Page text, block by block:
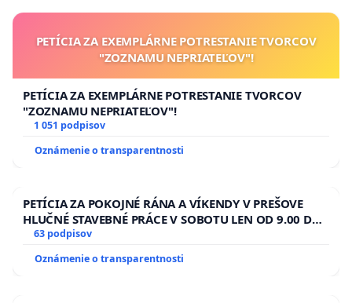
PETÍCIA ZA EXEMPLÁRNE POTRESTANIE TVORCOV
"ZOZNAMU NEPRIATEĽOV"!
PETÍCIA ZA EXEMPLÁRNE POTRESTANIE TVORCOV
"ZOZNAMU NEPRIATEĽOV"!
1 051 podpisov
Oznámenie o transparentnosti
PETÍCIA ZA POKOJNÉ RÁNA A VÍKENDY V PREŠOVE
HLUČNÉ STAVEBNÉ PRÁCE V SOBOTU LEN OD 9.00 DO
13.00 HOD., CEZ PRACOVNÝ TÝŽDEŇ CIEĽ 8.00 – 18.00
HOD. A PRAVIDELNÁ KONTROLA STAVBY C-AREA NA
ĎUMBIERSKEJ/MAGU
63 podpisov
Oznámenie o transparentnosti